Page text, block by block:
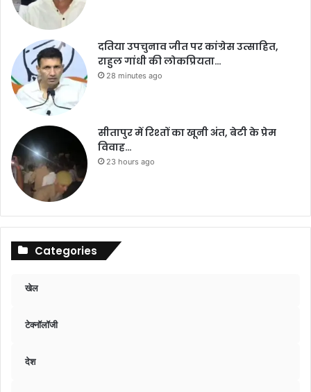
दतिया उपचुनाव जीत पर कांग्रेस उत्साहित,
राहुल गांधी की लोकप्रियता…
28 minutes ago
सीतापुर में रिश्तों का खूनी अंत, बेटी के प्रेम
विवाह…
23 hours ago
Categories
खेल
टेक्नॉलॉजी
देश